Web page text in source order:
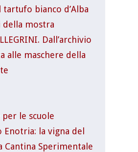
bianco d’Alba
della mostra
Dall’archivio
alle maschere della
le scuole
Enotria: la vigna del
Cantina Sperimentale